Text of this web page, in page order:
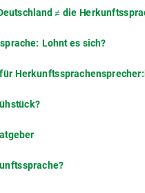
≠ die
Lohnt es sich?